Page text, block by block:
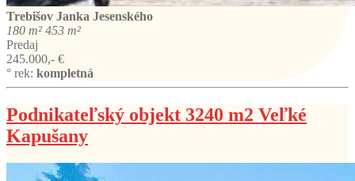
Trebišov Janka Jesenského
180 m² 453 m²
Predaj
245.000,- €
° rek: kompletná
Podnikateľský objekt 3240 m2 Veľké
Kapušany